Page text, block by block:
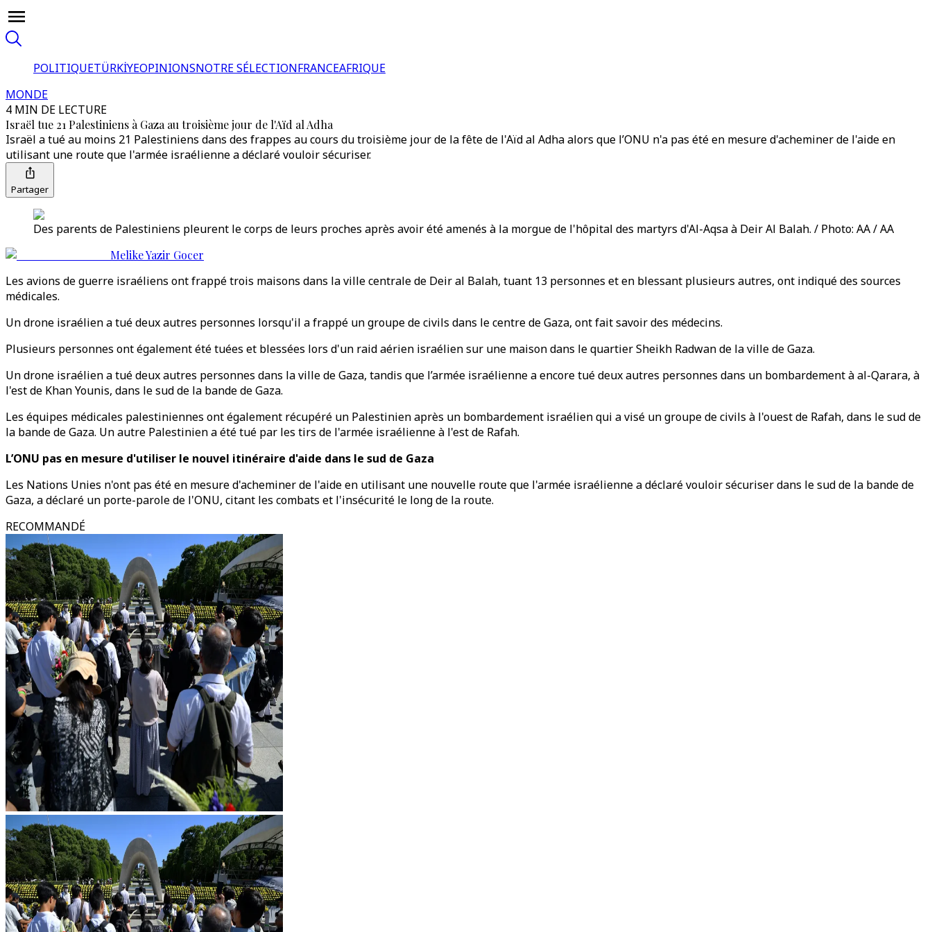
POLITIQUETÜRKİYEOPINIONSNOTRE SÉLECTIONFRANCEAFRIQUE
MONDE
4 MIN DE LECTURE
Israël tue 21 Palestiniens à Gaza au troisième jour de l'Aïd al Adha
Israël a tué au moins 21 Palestiniens dans des frappes au cours du troisième jour de la fête de l'Aïd al Adha alors que l’ONU n'a pas été en mesure d'acheminer de l'aide en
utilisant une route que l'armée israélienne a déclaré vouloir sécuriser.
Partager
Des parents de Palestiniens pleurent le corps de leurs proches après avoir été amenés à la morgue de l'hôpital des martyrs d'Al-Aqsa à Deir Al Balah. / Photo: AA / AA
Melike Yazir Gocer
Les avions de guerre israéliens ont frappé trois maisons dans la ville centrale de Deir al Balah, tuant 13 personnes et en blessant plusieurs autres, ont indiqué des sources
médicales.
Un drone israélien a tué deux autres personnes lorsqu'il a frappé un groupe de civils dans le centre de Gaza, ont fait savoir des médecins.
Plusieurs personnes ont également été tuées et blessées lors d'un raid aérien israélien sur une maison dans le quartier Sheikh Radwan de la ville de Gaza.
Un drone israélien a tué deux autres personnes dans la ville de Gaza, tandis que l’armée israélienne a encore tué deux autres personnes dans un bombardement à al-Qarara, à
l'est de Khan Younis, dans le sud de la bande de Gaza.
Les équipes médicales palestiniennes ont également récupéré un Palestinien après un bombardement israélien qui a visé un groupe de civils à l'ouest de Rafah, dans le sud de
la bande de Gaza. Un autre Palestinien a été tué par les tirs de l'armée israélienne à l'est de Rafah.
L’ONU pas en mesure d'utiliser le nouvel itinéraire d'aide dans le sud de Gaza
Les Nations Unies n'ont pas été en mesure d'acheminer de l'aide en utilisant une nouvelle route que l'armée israélienne a déclaré vouloir sécuriser dans le sud de la bande de
Gaza, a déclaré un porte-parole de l'ONU, citant les combats et l'insécurité le long de la route.
RECOMMANDÉ